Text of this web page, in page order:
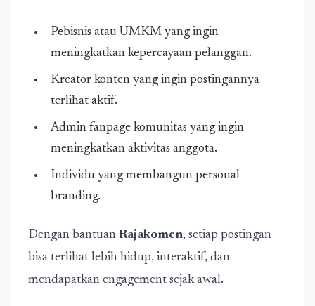
Pebisnis atau UMKM yang ingin
meningkatkan kepercayaan pelanggan.
Kreator konten yang ingin postingannya
terlihat aktif.
Admin fanpage komunitas yang ingin
meningkatkan aktivitas anggota.
Individu yang membangun personal
branding.
Dengan bantuan Rajakomen, setiap postingan
bisa terlihat lebih hidup, interaktif, dan
mendapatkan engagement sejak awal.